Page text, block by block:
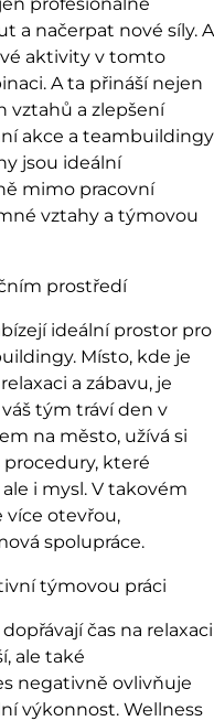
a načerpat nové síly. A
aktivity v tomto
A ta přináší nejen
vztahů a zlepšení
akce a teambuildingy
jsou ideální
mimo pracovní
vztahy a týmovou
prostředí
ideální prostor pro
Místo, kde je
a zábavu, je
tým tráví den v
na město, užívá si
procedury, které
i mysl. V takovém
více otevřou,
spolupráce.
týmovou práci
čas na relaxaci
ale také
negativně ovlivňuje
výkonnost. Wellness